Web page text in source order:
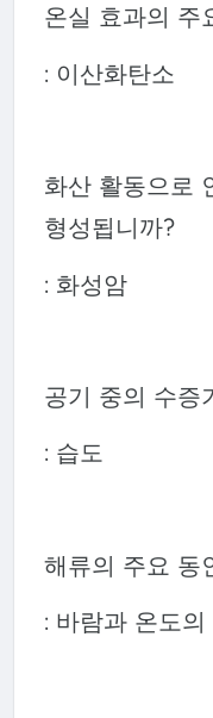
온실 효과의 주
: 이산화탄소
화산 활동으로
형성됩니까?
: 화성암
공기 중의 수증
: 습도
해류의 주요 동
: 바람과 온도의